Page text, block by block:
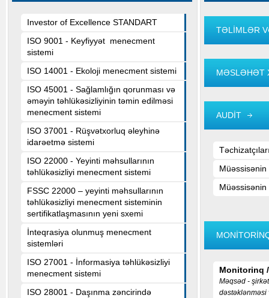
Investor of Excellence STANDART
ISO 9001 - Keyfiyyət menecment
sistemi
ISO 14001 - Ekoloji menecment sistemi
ISO 45001 - Sağlamlığın qorunması və
əməyin təhlükəsizliyinin təmin edilməsi
menecment sistemi
ISO 37001 - Rüşvətxorluq əleyhinə
idarəetmə sistemi
ISO 22000 - Yeyinti məhsullarının
təhlükəsizliyi menecment sistemi
FSSC 22000 – yeyinti məhsullarının
təhlükəsizliyi menecment sisteminin
sertifikatlaşmasının yeni sxemi
İnteqrasiya olunmuş menecment
sistemləri
ISO 27001 - İnformasiya təhlükəsizliyi
menecment sistemi
ISO 28001 - Daşınma zəncirində
TƏLİMLƏR
MƏSLƏHƏT
AUDİT
Müəssisənin
Müəssisənin
Monitorinq
Məqsəd -
dəstəklənməsi